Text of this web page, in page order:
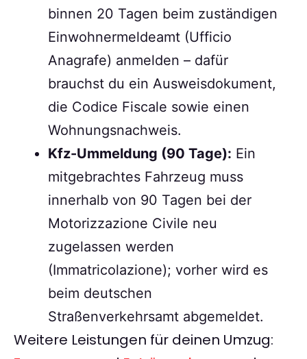
binnen 20 Tagen beim zuständigen
Einwohnermeldeamt (Ufficio
Anagrafe) anmelden – dafür
brauchst du ein Ausweisdokument,
die Codice Fiscale sowie einen
Wohnungsnachweis.
Kfz-Ummeldung (90 Tage): Ein
mitgebrachtes Fahrzeug muss
innerhalb von 90 Tagen bei der
Motorizzazione Civile neu
zugelassen werden
(Immatricolazione); vorher wird es
beim deutschen
Straßenverkehrsamt abgemeldet.
Weitere Leistungen für deinen Umzug: